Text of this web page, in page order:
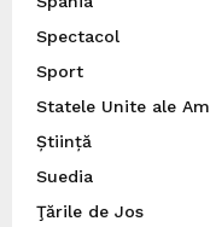
Spectacol
Sport
Statele Unite ale
Știință
Suedia
Ţările de Jos